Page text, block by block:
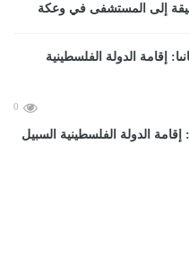
0
الدولة الفلسطينية السبيل